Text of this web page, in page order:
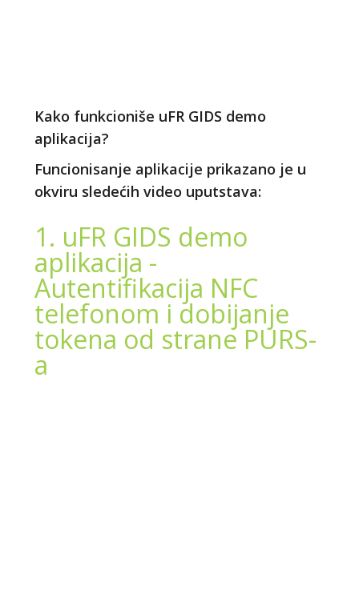
Kako funkcioniše uFR GIDS demo
aplikacija?
Funcionisanje aplikacije prikazano je u
okviru sledećih video uputstava:
1. uFR GIDS demo
aplikacija -
Autentifikacija NFC
telefonom i dobijanje
tokena od strane PURS-
a